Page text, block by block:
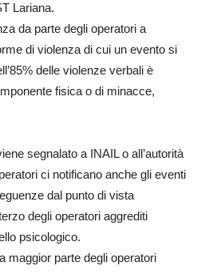
Lariana.
da parte degli operatori a
di violenza di cui un evento si
delle violenze verbali è
fisica o di minacce,
segnalato a INAIL o all’autorità
ci notificano anche gli eventi
dal punto di vista
degli operatori aggrediti
psicologico.
maggior parte degli operatori